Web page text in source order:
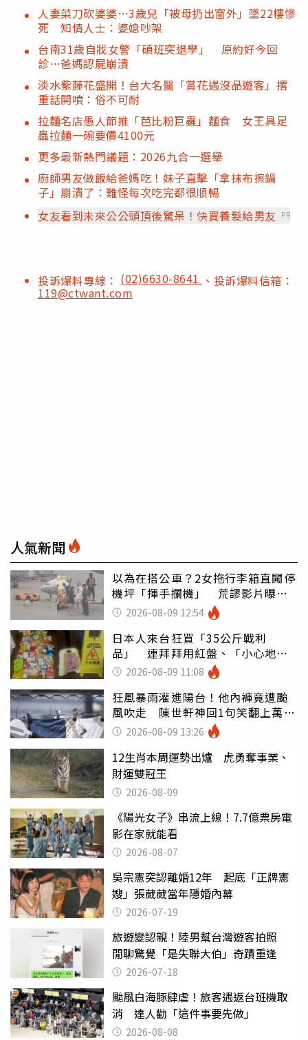
人妻菜刀砍婆婆…3歲兒「被母扔出窗外」墜22樓慘
死 知情人士：婆媳吵架
台南31歲自戕女警「碩班突退學」 原約好今回
診…爸媽認屍崩潰
淡水紫藤花盛開！台大名醫「賞花遇沒品遊客」撂
重話開噴：俗不可耐
拉麵名店愚人節推「芭比粉巨蟲」麵食 女王具足
蟲拉麵一碗要價4100元
更多最新熱門議題：2026九合一選舉
廚師男友做飯給爸媽吃！妹子直擊「拿抹布擦鍋
子」崩潰了：難怪每次吃完都很順暢
女友看到未來公公頭頂後驚呆！快買養髮給男友
PR
投訴爆料專線： (02)6630-8641 、投訴爆料信箱：
119@ctwant.com
人氣新聞
以為在搭公車？2女拖行李箱直闖停
機坪「揮手攔機」 荒謬影片曝網
傻眼2026-08-09 12:54
日本人來台狂買「35公斤戰利
品」 連拜拜用紅盤、「小心地
滑」告示牌也帶回家
2026-08-09 11:08
狂風暴雨灌進陽台！他內褲竟遭颱
風吹走 陳世軒神回1句笑翻上萬網
友 2026-08-09 13:26
12生肖本周運勢出爐 虎勇奪事業、
財運雙冠王
2026-08-09
《陽光女子》串流上線！7.7億票房電
影在家就能看
2026-08-07
吳宗憲突認離婚12年 起底「正牌憲
嫂」張葳葳當年隱婚內幕
2026-07-19
旅遊變認親！陸男幫台灣遊客拍照
閒聊驚覺「是失聯大伯」奇蹟重逢
2026-07-18
颱風白海豚肆虐！旅客遇返台班機取
消 達人勸「這件事要先做」
2026-08-08